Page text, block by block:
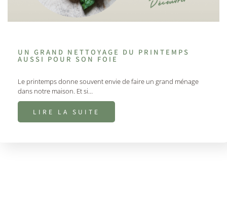
UN GRAND NETTOYAGE DU PRINTEMPS
AUSSI POUR SON FOIE
Le printemps donne souvent envie de faire un grand ménage
dans notre maison. Et si…
LIRE LA SUITE